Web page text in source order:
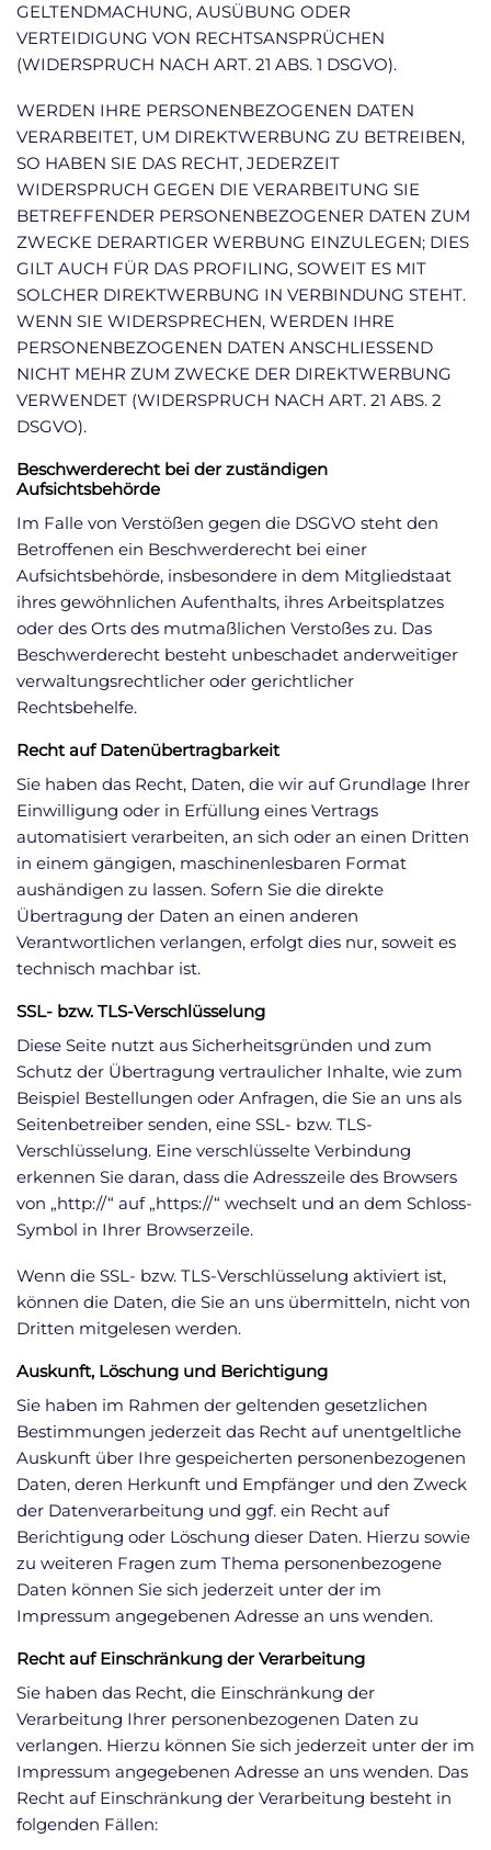
GELTENDMACHUNG, AUSÜBUNG ODER
VERTEIDIGUNG VON RECHTSANSPRÜCHEN
(WIDERSPRUCH NACH ART. 21 ABS. 1 DSGVO).
WERDEN IHRE PERSONENBEZOGENEN DATEN
VERARBEITET, UM DIREKTWERBUNG ZU BETREIBEN,
SO HABEN SIE DAS RECHT, JEDERZEIT
WIDERSPRUCH GEGEN DIE VERARBEITUNG SIE
BETREFFENDER PERSONENBEZOGENER DATEN ZUM
ZWECKE DERARTIGER WERBUNG EINZULEGEN; DIES
GILT AUCH FÜR DAS PROFILING, SOWEIT ES MIT
SOLCHER DIREKTWERBUNG IN VERBINDUNG STEHT.
WENN SIE WIDERSPRECHEN, WERDEN IHRE
PERSONENBEZOGENEN DATEN ANSCHLIESSEND
NICHT MEHR ZUM ZWECKE DER DIREKTWERBUNG
VERWENDET (WIDERSPRUCH NACH ART. 21 ABS. 2
DSGVO).
Beschwerderecht bei der zuständigen
Aufsichtsbehörde
Im Falle von Verstößen gegen die DSGVO steht den
Betroffenen ein Beschwerderecht bei einer
Aufsichtsbehörde, insbesondere in dem Mitgliedstaat
ihres gewöhnlichen Aufenthalts, ihres Arbeitsplatzes
oder des Orts des mutmaßlichen Verstoßes zu. Das
Beschwerderecht besteht unbeschadet anderweitiger
verwaltungsrechtlicher oder gerichtlicher
Rechtsbehelfe.
Recht auf Datenübertragbarkeit
Sie haben das Recht, Daten, die wir auf Grundlage Ihrer
Einwilligung oder in Erfüllung eines Vertrags
automatisiert verarbeiten, an sich oder an einen Dritten
in einem gängigen, maschinenlesbaren Format
aushändigen zu lassen. Sofern Sie die direkte
Übertragung der Daten an einen anderen
Verantwortlichen verlangen, erfolgt dies nur, soweit es
technisch machbar ist.
SSL- bzw. TLS-Verschlüsselung
Diese Seite nutzt aus Sicherheitsgründen und zum
Schutz der Übertragung vertraulicher Inhalte, wie zum
Beispiel Bestellungen oder Anfragen, die Sie an uns als
Seitenbetreiber senden, eine SSL- bzw. TLS-
Verschlüsselung. Eine verschlüsselte Verbindung
erkennen Sie daran, dass die Adresszeile des Browsers
von „http://“ auf „https://“ wechselt und an dem Schloss-
Symbol in Ihrer Browserzeile.
Wenn die SSL- bzw. TLS-Verschlüsselung aktiviert ist,
können die Daten, die Sie an uns übermitteln, nicht von
Dritten mitgelesen werden.
Auskunft, Löschung und Berichtigung
Sie haben im Rahmen der geltenden gesetzlichen
Bestimmungen jederzeit das Recht auf unentgeltliche
Auskunft über Ihre gespeicherten personenbezogenen
Daten, deren Herkunft und Empfänger und den Zweck
der Datenverarbeitung und ggf. ein Recht auf
Berichtigung oder Löschung dieser Daten. Hierzu sowie
zu weiteren Fragen zum Thema personenbezogene
Daten können Sie sich jederzeit unter der im
Impressum angegebenen Adresse an uns wenden.
Recht auf Einschränkung der Verarbeitung
Sie haben das Recht, die Einschränkung der
Verarbeitung Ihrer personenbezogenen Daten zu
verlangen. Hierzu können Sie sich jederzeit unter der im
Impressum angegebenen Adresse an uns wenden. Das
Recht auf Einschränkung der Verarbeitung besteht in
folgenden Fällen: